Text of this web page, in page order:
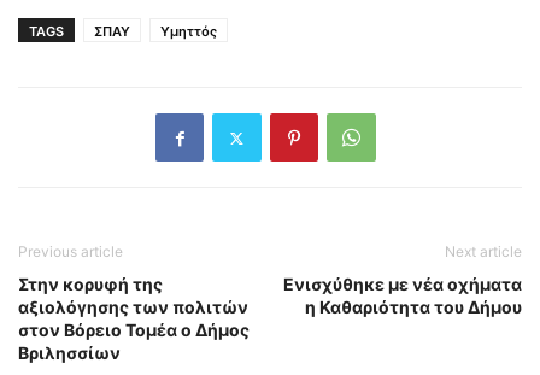
TAGS ΣΠΑΥ Υμηττός
Previous article
Στην κορυφή της
αξιολόγησης των πολιτών
στον Βόρειο Τομέα ο Δήμος
Βριλησσίων
Next article
Ενισχύθηκε με νέα οχήματα
η Καθαριότητα του Δήμου